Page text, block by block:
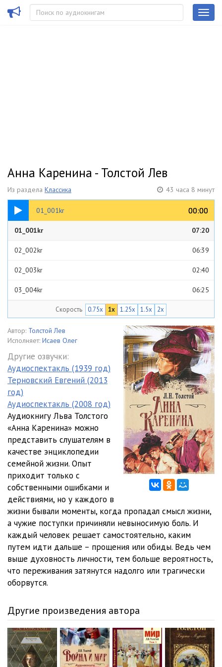
Анна Каренина - Толстой Лев
Из раздела Классика 43 часа 8 минут
01_001kr 00:00
00:00
07:20
01_001kr 07:20
02_002kr 06:39
02_003kr 02:40
03_004kr 06:25
04_006kr 04:55
04:45
04_008kr 04:51
05_009kr 05:48
05_010kr 05:44
05_011kr 05:42
05_012kr 05:33
06_013kr 04:15
06_014kr
07_015kr 05:41
08_016kr 06:27
09_017kr 06:26
09_018kr 06:08
09_019kr
10_020kr
10_021kr 06:12
10_022kr 06:05
Скорость 0.75x 1x 1.25x 1.5x 2x
Автор: Толстой Лев
Исполняет: Исаев Олег
Другие озвучки:
Аудиоспектакль (1939 год)
Терновский Евгений (2013
год)
Аудиоспектакль (2008 год)
Аудиокнигу Льва Толстого
«Анна Каренина» можно
представить слушателям в
качестве энциклопедии
семейной жизни. Опыт
приходит только с
собственными ошибками и
действиями, но у каждого в
жизни бывали моменты, когда пропадал смысл жизни,
а чужие поступки причиняли невыносимую боль. И
каждый человек решает самостоятельно, каким
путем идти дальше – прощения или обиды. Ведь чем
выше духовность личности, тем больше вероятность,
что переживания затянутся надолго или трагически
оборвутся.
Другие произведения автора